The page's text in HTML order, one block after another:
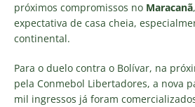
próximos compromissos no Maracanã
expectativa de casa cheia,
continental.
Para o duelo contra o Bolívar, na
pela Conmebol Libertadores, a nova
mil ingressos já foram